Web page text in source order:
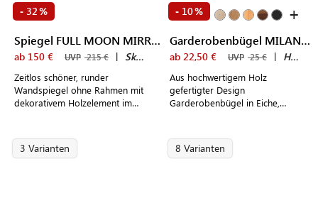
- 32 %
Spiegel FULL MOON MIRROR
ab 150 € UVP 215 € | Skagerak by Fritz Hansen
Zeitlos schöner, runder
Wandspiegel ohne Rahmen mit
dekorativem Holzelement im
- 10% +
Garderobenbügel MILANO HG-3
ab 22,50 € UVP 25 € | Hoigaard
Aus hochwertigem Holz
gefertigter Design
Garderobenbügel in Eiche,
3 Varianten 8 Varianten